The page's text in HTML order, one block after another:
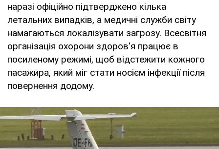
наразі офіційно підтверджено кілька
летальних випадків, а медичні служби світу
намагаються локалізувати загрозу. Всесвітня
організація охорони здоров'я працює в
посиленому режимі, щоб відстежити кожного
пасажира, який міг стати носієм інфекції після
повернення додому.